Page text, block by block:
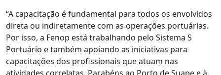
“A capacitação é fundamental para todos os envolvidos
direta ou indiretamente com as operações portuárias.
Por isso, a Fenop está trabalhando pelo Sistema S
Portuário e também apoiando as iniciativas para
capacitações dos profissionais que atuam nas